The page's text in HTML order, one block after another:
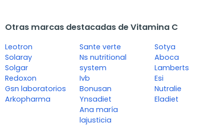
Otras marcas destacadas de Vitamina C
Leotron
Solaray
Solgar
Redoxon
Gsn laboratorios
Arkopharma
Sante verte
Ns nutritional
system
Ivb
Bonusan
Ynsadiet
Ana maría
lajusticia
Sotya
Aboca
Lamberts
Esi
Nutralie
Eladiet